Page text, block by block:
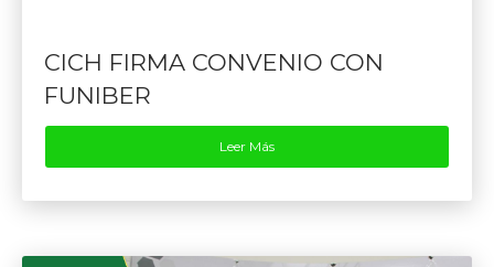
CICH FIRMA CONVENIO CON
FUNIBER
Leer Más